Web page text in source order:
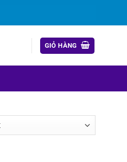
GIỎ HÀNG